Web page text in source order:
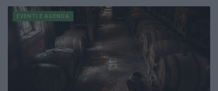
EVENTI E AGENDA